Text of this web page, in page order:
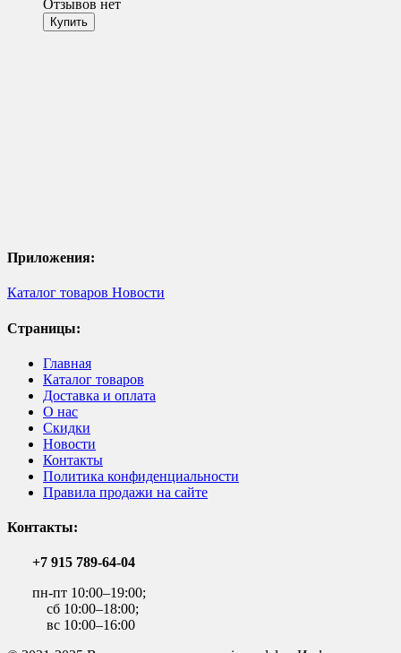
Отзывов нет
Приложения:
Каталог товаров Новости
Страницы:
Главная
Каталог товаров
Доставка и оплата
О нас
Скидки
Новости
Контакты
Политика конфиденциальности
Правила продажи на сайте
Контакты:
+7 915 789-64-04
пн-пт 10:00–19:00;
сб 10:00–18:00;
вс 10:00–16:00